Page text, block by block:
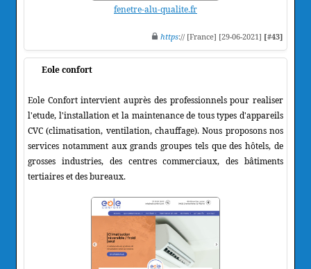
fenetre-alu-qualite.fr
https:// [France] [29-06-2021] [#43]
Eole confort
Eole Confort intervient auprès des professionnels pour realiser
l'etude, l'installation et la maintenance de tous types d'appareils
CVC (climatisation, ventilation, chauffage). Nous proposons nos
services notamment aux grands groupes tels que des hôtels, de
grosses industries, des centres commerciaux, des bâtiments
tertiaires et des bureaux.